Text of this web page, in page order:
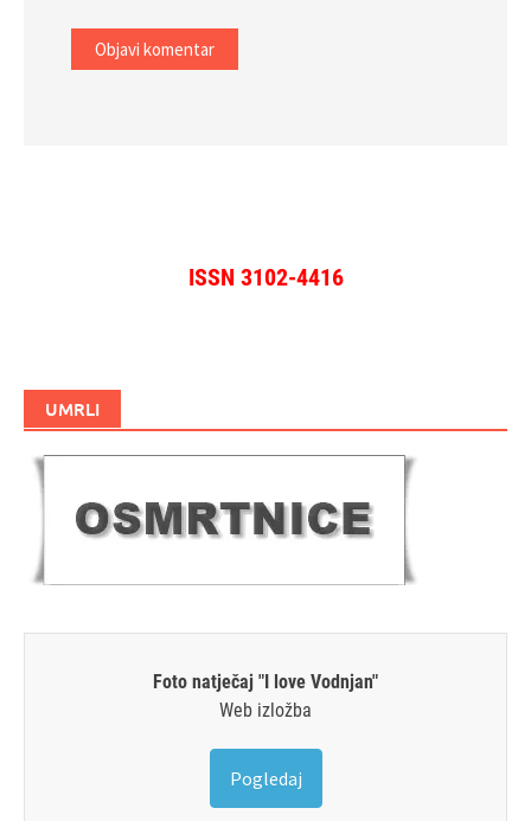
ISSN 3102-4416
UMRLI
Foto natječaj "I love Vodnjan"
Web izložba
Pogledaj